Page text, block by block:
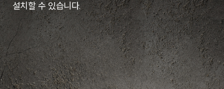
설치할 수 있습니다.